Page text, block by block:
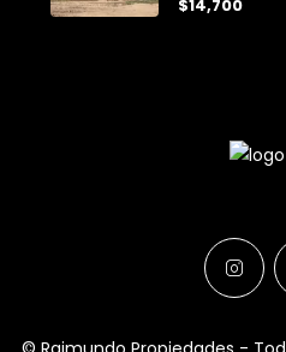
$14,700